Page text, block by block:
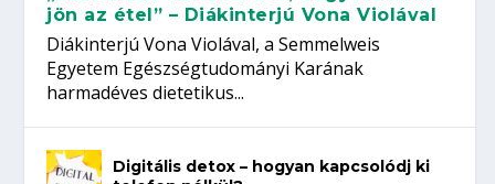
jön az étel” – Diákinterjú Vona Violával
Diákinterjú Vona Violával, a Semmelweis
Egyetem Egészségtudományi Karának
harmadéves dietetikus...
Digitális detox – hogyan kapcsolódj ki